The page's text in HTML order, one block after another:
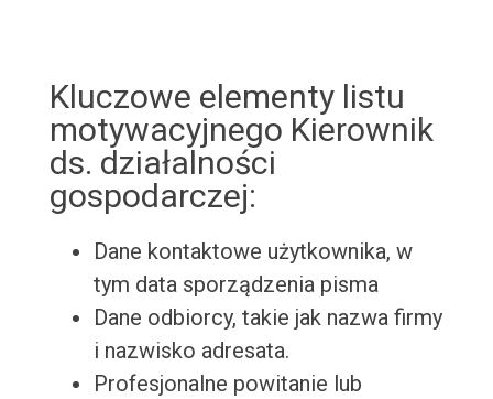
Kluczowe elementy listu
motywacyjnego Kierownik
ds. działalności
gospodarczej:
Dane kontaktowe użytkownika, w
tym data sporządzenia pisma
Dane odbiorcy, takie jak nazwa firmy
i nazwisko adresata.
Profesjonalne powitanie lub